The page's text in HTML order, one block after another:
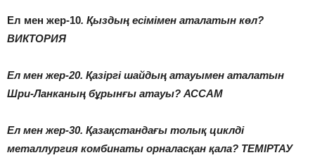
Ел мен жер-10. Қыздың есімімен аталатын көл?
ВИКТОРИЯ
Ел мен жер-20. Қазіргі шайдың атауымен аталатын
Шри-Ланканың бұрынғы атауы? АССАМ
Ел мен жер-30. Қазақстандағы толық циклді
металлургия комбинаты орналасқан қала? ТЕМІРТАУ